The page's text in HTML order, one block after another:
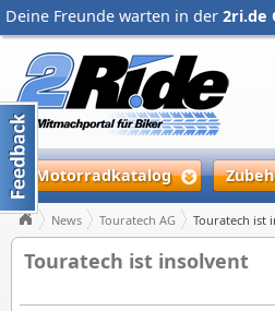
Deine Freunde warten in der 2ri.de
Motorradkatalog
News Touratech AG Touratech ist
Touratech ist insolvent